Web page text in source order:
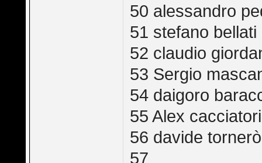
50 alessandro
51 stefano bellati
52 claudio
53 Sergio
54 daigoro
55 Alex cacciatori
56 davide tornerò
57